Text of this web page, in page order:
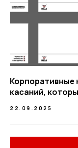
Корпоративные
касаний,
22.09.2025